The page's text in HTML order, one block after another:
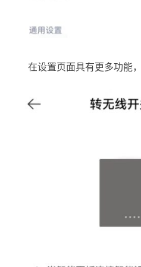
在设置页面具有更多功能